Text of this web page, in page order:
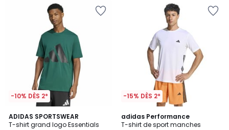
-10% DÈS 2*
ADIDAS SPORTSWEAR
T-shirt grand logo Essentials
4,9
/ 5
-15% DÈS 2*
adidas Performance
T-shirt de sport manches
4,8
/ 5
2
Couleurs